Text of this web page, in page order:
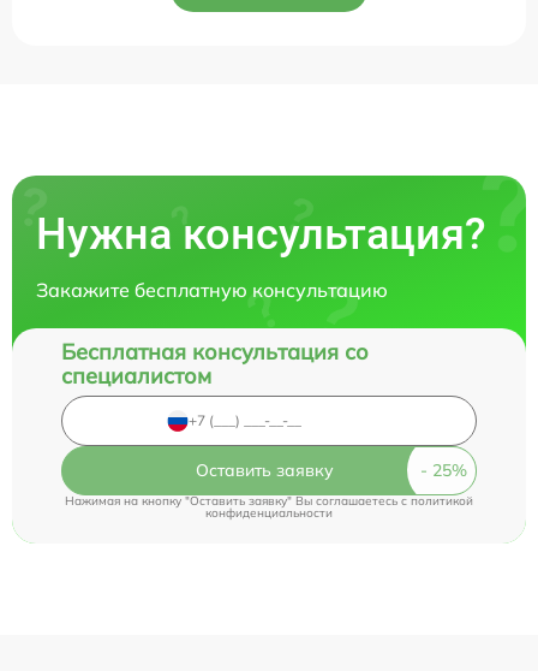
Нужна консультация?
Закажите бесплатную консультацию
Бесплатная консультация со
специалистом
Оставить заявку
Нажимая на кнопку "Оставить заявку" Вы соглашаетесь cполитикой
конфиденциальности